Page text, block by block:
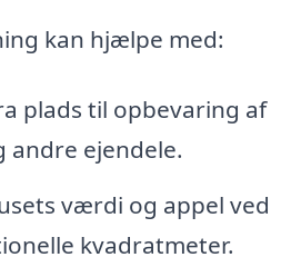
kan hjælpe med:
plads til opbevaring af
andre ejendele.
værdi og appel ved
kvadratmeter.